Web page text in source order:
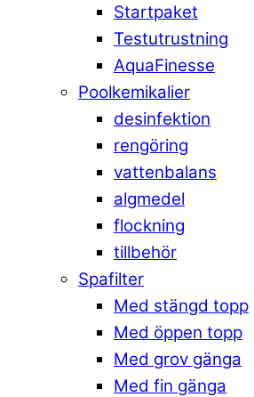
Startpaket
Testutrustning
AquaFinesse
Poolkemikalier
desinfektion
rengöring
vattenbalans
algmedel
flockning
tillbehör
Spafilter
Med stängd topp
Med öppen topp
Med grov gänga
Med fin gänga